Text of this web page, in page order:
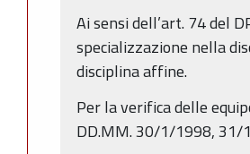
Ai sensi dell’art. 74 del
specializzazione nella
disciplina affine.
Per la verifica delle
DD.MM. 30/1/1998, 31/